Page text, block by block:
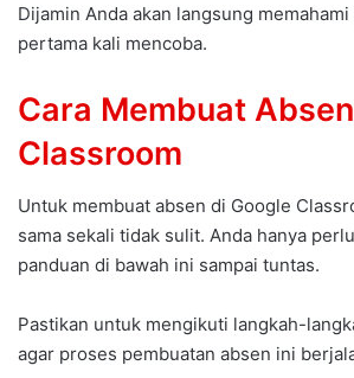
Dijamin Anda akan langsung
pertama kali mencoba.
Cara Membuat
Classroom
Untuk membuat absen di Google
sama sekali tidak sulit. Anda hanya
panduan di bawah ini sampai tuntas.
Pastikan untuk mengikuti langkah-
agar proses pembuatan absen ini